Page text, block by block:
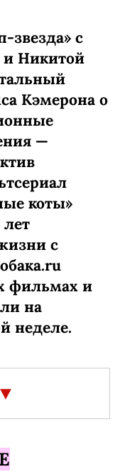
звезда» с
и Никитой
Кэмерона о
—
коты»
с
фильмах и
на
неделе.